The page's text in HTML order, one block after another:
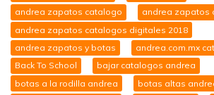
andrea zapatos catalogo
andrea zapatos
andrea zapatos catalogos digitales 2018
andrea zapatos y botas
andrea.com.mx
Back To School
bajar catalogos andrea
botas a la rodilla andrea
botas altas